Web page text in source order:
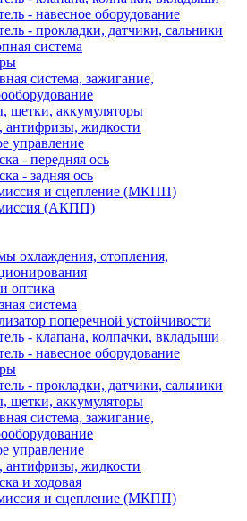
- навесное оборудование
- прокладки, датчики, сальники
система
система, зажигание,
щетки, аккумуляторы
антифризы, жидкости
управление
- передняя ось
- задняя ось
и сцепление (МКПП)
(АКПП)
охлаждения, отопления,
оптика
система
поперечной устойчивости
- клапана, колпачки, вкладыши
- навесное оборудование
- прокладки, датчики, сальники
щетки, аккумуляторы
система, зажигание,
управление
антифризы, жидкости
и ходовая
и сцепление (МКПП)